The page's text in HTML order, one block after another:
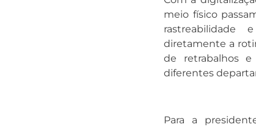
meio físico
rastreabilidade
diretamente a
de retrabalhos e
diferentes
Para a